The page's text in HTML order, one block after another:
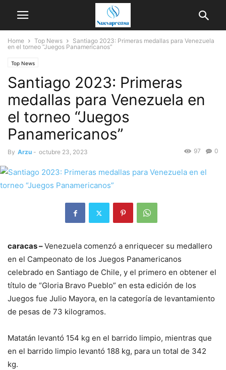
Home Top News
Santiago 2023: Primeras medallas para Venezuela
en el torneo “Juegos Panamericanos”
Top News
Santiago 2023: Primeras
medallas para Venezuela en
el torneo “Juegos
Panamericanos”
By Arzu - octubre 23, 2023 0
97
caracas –Venezuela comenzó a enriquecer su medallero
en el Campeonato de los Juegos Panamericanos
celebrado en Santiago de Chile, y el primero en obtener el
título de “Gloria Bravo Pueblo” en esta edición de los
Juegos fue Julio Mayora, en la categoría de levantamiento
de pesas de 73 kilogramos.
Matatán levantó 154 kg en el barrido limpio, mientras que
en el barrido limpio levantó 188 kg, para un total de 342
kg.